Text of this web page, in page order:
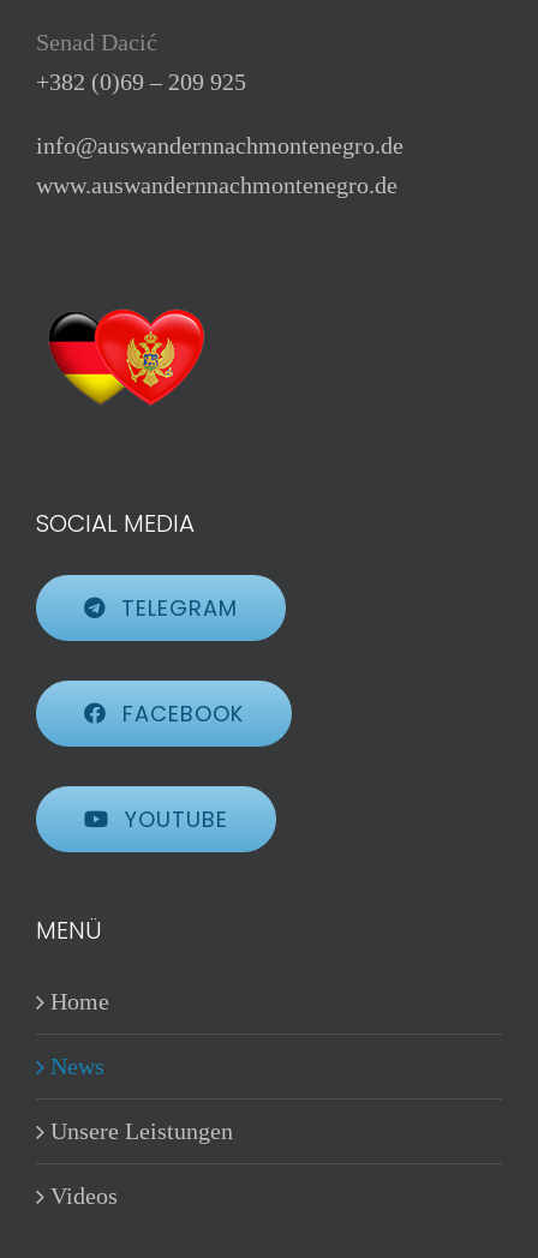
Senad Dacić
+382 (0)69 – 209 925
info@auswandernnachmontenegro.de
www.auswandernnachmontenegro.de
SOCIAL MEDIA
TELEGRAM
FACEBOOK
YOUTUBE
MENÜ
Home
News
Unsere Leistungen
Videos